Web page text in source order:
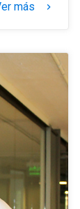
más keyboard_arrow_right